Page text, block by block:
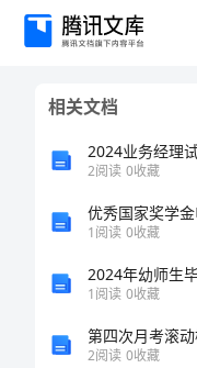
竺
相关文档
2阅读 0收藏
1阅读 0收藏
1阅读 0收藏
2阅读 0收藏